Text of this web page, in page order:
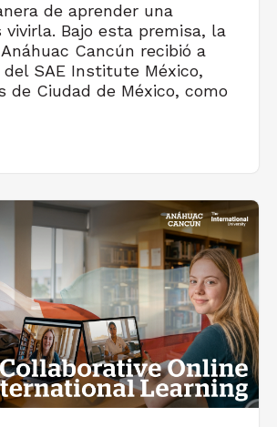
de aprender una
vivirla. Bajo esta premisa, la
Cancún recibió a
SAE Institute México,
de Ciudad de México, como